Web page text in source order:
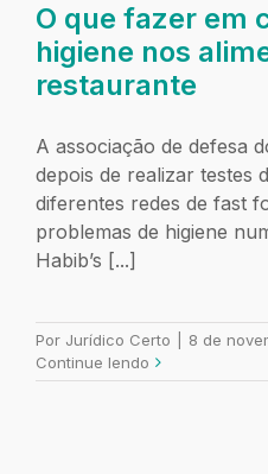
O que fazer em
higiene nos
restaurante
A associação de defesa
depois de realizar testes
diferentes redes de fast
problemas de higiene
Habib’s [...]
Por Jurídico Certo
8 de
Continue lendo